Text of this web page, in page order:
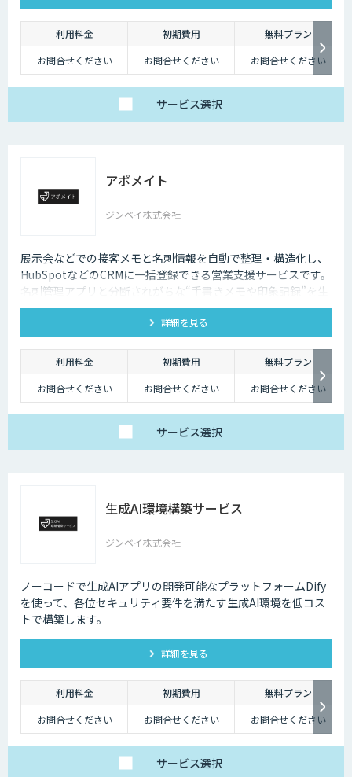
利用料金 初期費用
無料プラン
お問合せください
お問合せください お問合せください
サービス選択
アポメイト
ジンベイ株式会社
展示会などでの接客メモと名刺情報を自動で整理・構造化し、
HubSpotなどのCRMに一括登録できる営業支援サービスです。
名刺管理アプリと分断されがちな“手書きメモや印象記録”を生
成AIで読み取ります。
詳細を見る
利用料金 初期費用
無料プラン
お問合せください
お問合せください お問合せください
サービス選択
生成AI環境構築サービス
ジンベイ株式会社
ノーコードで生成AIアプリの開発可能なプラットフォームDify
を使って、各位セキュリティ要件を満たす生成AI環境を低コス
トで構築します。
詳細を見る
利用料金 初期費用
無料プラン
お問合せください
お問合せください お問合せください
サービス選択